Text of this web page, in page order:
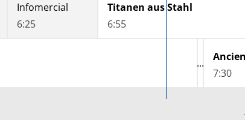
Infomercial
6:25
Titanen aus Stahl
6:55
7:30